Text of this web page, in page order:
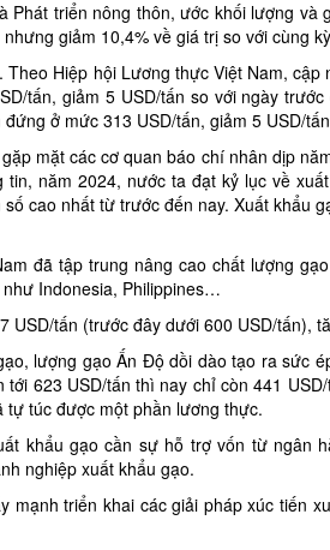
triển nông thôn, ước khối lượng và
giảm 10,4% về giá trị so với cùng
Hiệp hội Lương thực Việt Nam, cập
tấn, giảm 5 USD/tấn so với ngày
ở mức 313 USD/tấn, giảm 5 USD/
mặt các cơ quan báo chí nhân dịp
năm 2024, nước ta đạt kỷ lục về
cao nhất từ trước đến nay. Xuất khẩu
đã tập trung nâng cao chất lượng
Indonesia, Philippines…
tấn (trước đây dưới 600 USD/tấn),
lượng gạo Ấn Độ dồi dào tạo ra sức
623 USD/tấn thì nay chỉ còn 441
túc được một phần lương thực.
khẩu gạo cần sự hỗ trợ vốn từ ngân
nghiệp xuất khẩu gạo.
triển khai các giải pháp xúc tiến